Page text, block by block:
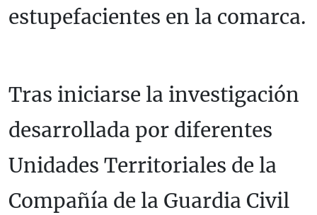
estupefacientes en la comarca.
Tras iniciarse la investigación
desarrollada por diferentes
Unidades Territoriales de la
Compañía de la Guardia Civil